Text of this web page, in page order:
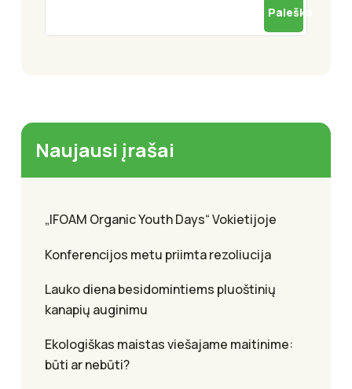
Paieška
Naujausi įrašai
„IFOAM Organic Youth Days“ Vokietijoje
Konferencijos metu priimta rezoliucija
Lauko diena besidomintiems pluoštinių
kanapių auginimu
Ekologiškas maistas viešajame maitinime:
būti ar nebūti?